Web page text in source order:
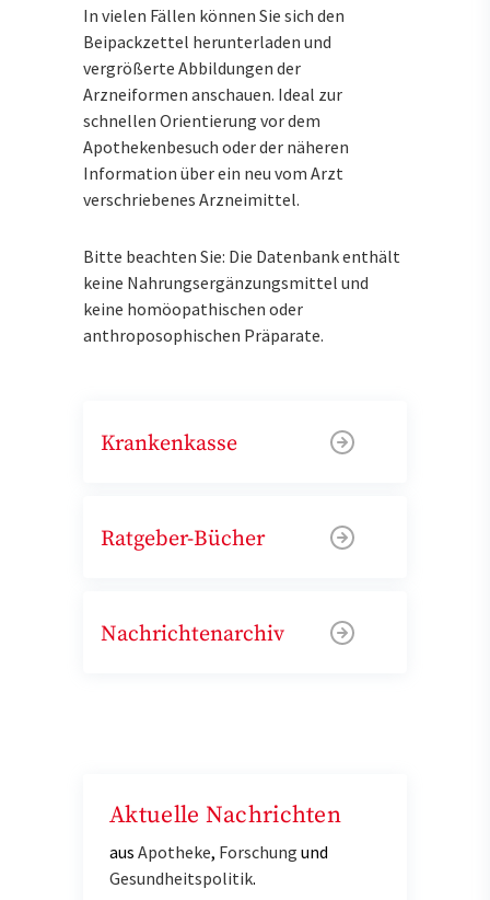
In vielen Fällen können Sie sich den
Beipackzettel herunterladen und
vergrößerte Abbildungen der
Arzneiformen anschauen. Ideal zur
schnellen Orientierung vor dem
Apothekenbesuch oder der näheren
Information über ein neu vom Arzt
verschriebenes Arzneimittel.
Bitte beachten Sie: Die Datenbank enthält
keine Nahrungsergänzungsmittel und
keine homöopathischen oder
anthroposophischen Präparate.
Krankenkasse
Ratgeber-Bücher
Nachrichtenarchiv
Aktuelle Nachrichten
aus Apotheke, Forschung und
Gesundheitspolitik.